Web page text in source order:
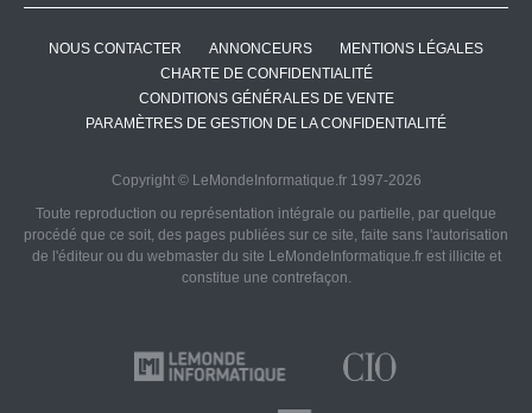
NOUS CONTACTER ANNONCEURS
MENTIONS LÉGALES
CHARTE DE CONFIDENTIALITÉ
CONDITIONS GÉNÉRALES DE VENTE
PARAMÈTRES DE GESTION DE LA CONFIDENTIALITÉ
Copyright © LeMondeInformatique.fr 1997-2026
Toute reproduction ou représentation intégrale ou partielle, par quelque
procédé que ce soit, des pages publiées sur ce site, faite sans l'autorisation
de l'éditeur ou du webmaster du site LeMondeInformatique.fr est illicite et
constitue une contrefaçon.